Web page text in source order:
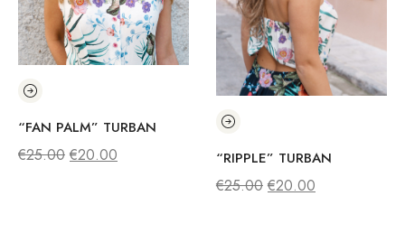
“FAN PALM” TURBAN
€25.00 €20.00 “RIPPLE” TURBAN
€25.00 €20.00